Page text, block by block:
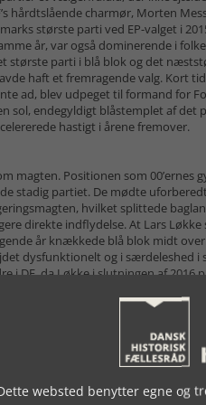
hårdtslående charmør, Morten
største parti ved EP-valget i
år, var også dominerende i
største parti i blå blok og det
haft et fremragende valg. Kort
ad, blev udpeget til formand for
sol, endegyldigt blåstemplet af det
hastigt i årene fremover.
magten. Positionen som 00’ernes
stadig partiet. De mødte
hvilket splittede
direkte indflydelse. At Lars Løkke
år knækkede blå blok midt
dysfunktionelt og i særdeleshed i
i DF, da Løkke i slutningen af 2016
DF tilsvarende deres ry for at
Samtidig led ungdomspartiets
uretfærdige og brutale
største problem reelt lå et helt
af DF’s vælgersegment. Fra
af de vælgere, der igennem
websted benytter egne og